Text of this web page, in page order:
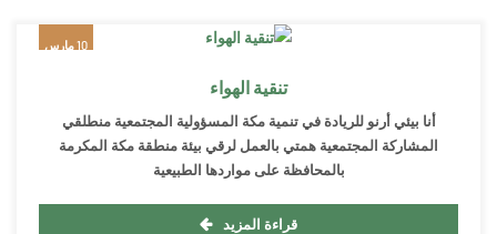
10 مارس
تنقية الهواء
أنا بيئي أرنو للريادة في تنمية مكة المسؤولية المجتمعية منطلقي
المشاركة المجتمعية همتي بالعمل لرقي بيئة منطقة مكة المكرمة
بالمحافظة على مواردها الطبيعية
قراءة المزيد